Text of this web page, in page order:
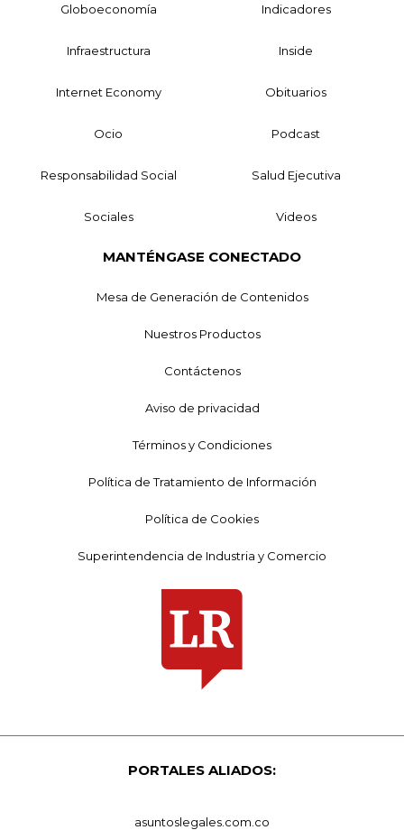
Globoeconomía Indicadores
Infraestructura Inside
Internet Economy Obituarios
Ocio Podcast
Responsabilidad Social Salud Ejecutiva
Sociales Videos
MANTÉNGASE CONECTADO
Mesa de Generación de Contenidos
Nuestros Productos
Contáctenos
Aviso de privacidad
Términos y Condiciones
Política de Tratamiento de Información
Política de Cookies
Superintendencia de Industria y Comercio
PORTALES ALIADOS:
asuntoslegales.com.co